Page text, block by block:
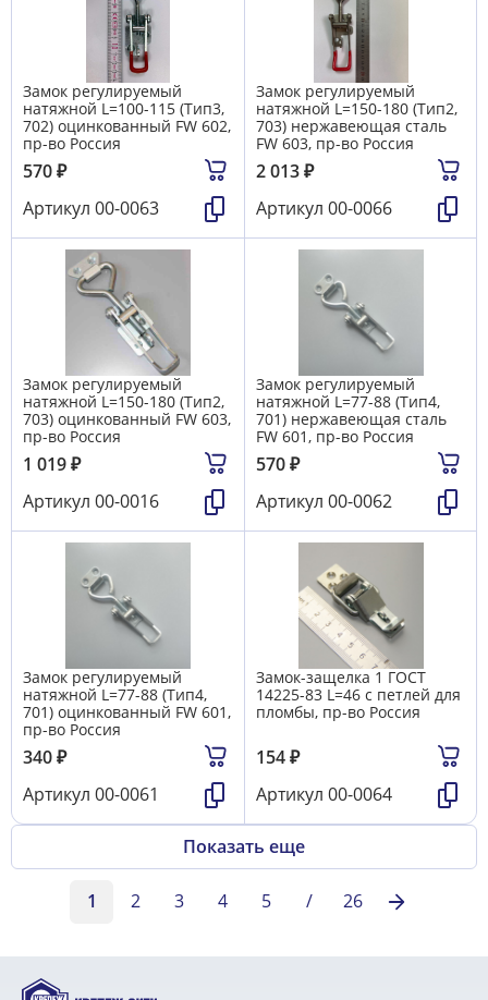
Замок регулируемый
натяжной L=100-115 (Тип3,
702) оцинкованный FW 602,
пр-во Россия
570₽
Артикул 00-0063
Замок регулируемый
натяжной L=150-180 (Тип2,
703) нержавеющая сталь
FW 603, пр-во Россия
2 013₽
Артикул 00-0066
Замок регулируемый
натяжной L=150-180 (Тип2,
703) оцинкованный FW 603,
пр-во Россия
1 019₽
Артикул 00-0016
Замок регулируемый
натяжной L=77-88 (Тип4,
701) нержавеющая сталь
FW 601, пр-во Россия
570₽
Артикул 00-0062
Замок регулируемый
натяжной L=77-88 (Тип4,
701) оцинкованный FW 601,
пр-во Россия
340₽
Артикул 00-0061
Замок-защелка 1 ГОСТ
14225-83 L=46 с петлей для
пломбы, пр-во Россия
154₽
Артикул 00-0064
Показать еще
1 2 3 4 5 / 26